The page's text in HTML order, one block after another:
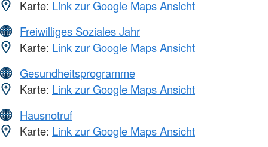
Karte: Link zur Google Maps Ansicht
Freiwilliges Soziales Jahr
Karte: Link zur Google Maps Ansicht
Gesundheitsprogramme
Karte: Link zur Google Maps Ansicht
Hausnotruf
Karte: Link zur Google Maps Ansicht